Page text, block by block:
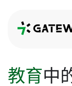
QRGateway
教育 中